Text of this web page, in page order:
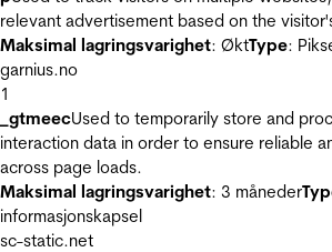
relevant advertisement based on the
Maksimal lagringsvarighet: ØktType:
garnius.no
1
_gtmeecUsed to temporarily store and
interaction data in order to ensure reliable
across page loads.
Maksimal lagringsvarighet: 3 måneder
informasjonskapsel
sc-static.net